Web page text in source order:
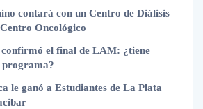
contará con un Centro de Diálisis
Oncológico
el final de LAM: ¿tiene
programa?
le ganó a Estudiantes de La Plata